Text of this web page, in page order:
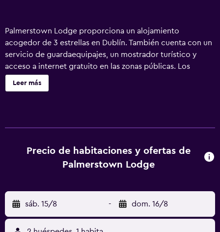
Palmerstown Lodge proporciona un alojamiento
acogedor de 3 estrellas en Dublín. También cuenta con un
servicio de guardaequipajes, un mostrador turístico y
acceso a internet gratuito en las zonas públicas. Los
huéspedes del bed & breakfast podrán relajarse, si lo
desean, en los jardines de la propiedad. El mostrador de la
que incluyen todo lo necesario para garantizarte una
estancia acogedora. Aquellos huéspedes que deseen
Dublin, el Phoenix Park y el Zoo de Dublín están apenas a
un cómodo trayecto conduciendo del bed & breakfast.
Leer más
Precio de habitaciones y ofertas de
Palmerstown Lodge
sáb. 15/8 - dom. 16/8